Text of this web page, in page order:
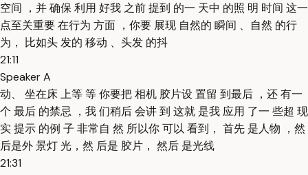
空间 ，并 确保 利用 好我 之前 提到 的一 天中 的照 明 时间 这一
点至关重要 在行为 方面 ，你要 展现 自然的 瞬间 、自然 的行
为， 比如头 发的 移动 、头发 的抖
21:11
Speaker A
动、 坐在床 上等 等 你要把 相机 胶片设 置留 到最后 ，还 有一
个 最后 的禁忌 ，我 们稍后 会讲 到 这就 是我 应用 了一 些超 现
实 提示 的例 子 非常自 然 所以你 可以 看到， 首先 是人物 ，然
后是外 景灯 光，然 后是 胶片， 然后 是光线
21:31